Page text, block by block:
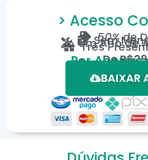
> Acesso
50%de
Sem
Um Ano de
Três
De
Por Apenas:
Em até 12X
*Oferta válida por
BAIXAR